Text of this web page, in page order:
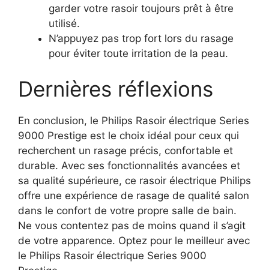
garder votre rasoir toujours prêt à être
utilisé.
N’appuyez pas trop fort lors du rasage
pour éviter toute irritation de la peau.
Dernières réflexions
En conclusion, le Philips Rasoir électrique Series
9000 Prestige est le choix idéal pour ceux qui
recherchent un rasage précis, confortable et
durable. Avec ses fonctionnalités avancées et
sa qualité supérieure, ce rasoir électrique Philips
offre une expérience de rasage de qualité salon
dans le confort de votre propre salle de bain.
Ne vous contentez pas de moins quand il s’agit
de votre apparence. Optez pour le meilleur avec
le Philips Rasoir électrique Series 9000